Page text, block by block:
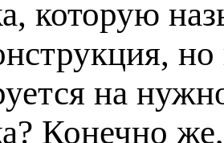
которую
на
Конечно